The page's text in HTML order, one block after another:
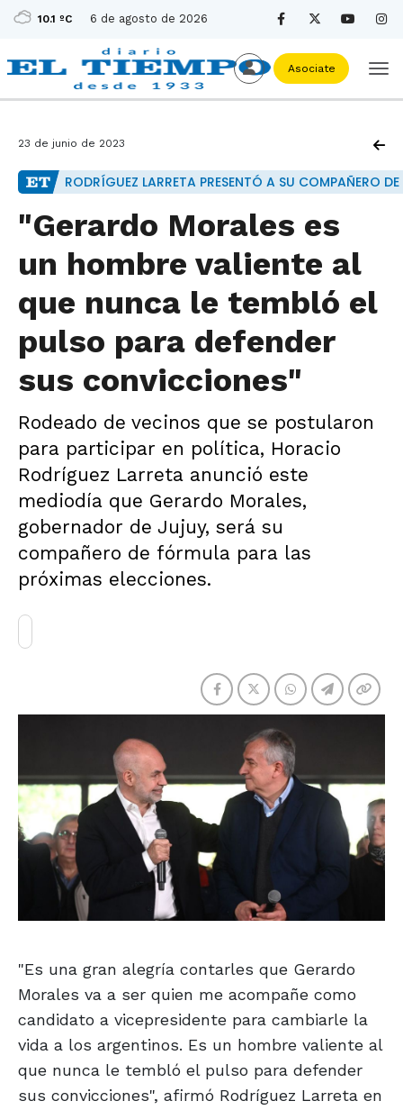
10.1 ºC 6 de agosto de 2026
Asociate
23 de junio de 2023
RODRÍGUEZ LARRETA PRESENTÓ A SU COMPAÑERO
"Gerardo Morales es
un hombre valiente al
que nunca le tembló el
pulso para defender
sus convicciones"
Rodeado de vecinos que se postularon
para participar en política, Horacio
Rodríguez Larreta anunció este
mediodía que Gerardo Morales,
gobernador de Jujuy, será su
compañero de fórmula para las
próximas elecciones.
"Es una gran alegría contarles que Gerardo
Morales va a ser quien me acompañe como
candidato a vicepresidente para cambiarle la
vida a los argentinos. Es un hombre valiente al
que nunca le tembló el pulso para defender
sus convicciones", afirmó Rodríguez Larreta en